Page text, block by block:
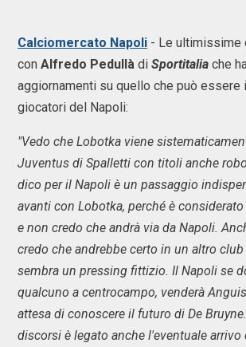
Calciomercato Napoli - Le ultimissime
con Alfredo Pedullà di Sportitalia che
aggiornamenti su quello che può essere
giocatori del Napoli:
"Vedo che Lobotka viene
Juventus di Spalletti con titoli anche
dico per il Napoli è un passaggio
avanti con Lobotka, perché è
e non credo che andrà via da Napoli.
credo che andrebbe certo in un altro
sembra un pressing fittizio. Il Napoli se
qualcuno a centrocampo, venderà
attesa di conoscere il futuro di De
discorsi è legato anche l'eventuale arrivo